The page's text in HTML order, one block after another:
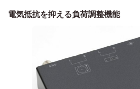
電気抵抗を抑える負荷調整機能